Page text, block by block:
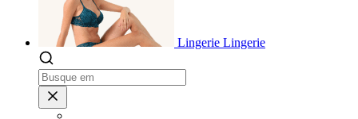
Lingerie Lingerie